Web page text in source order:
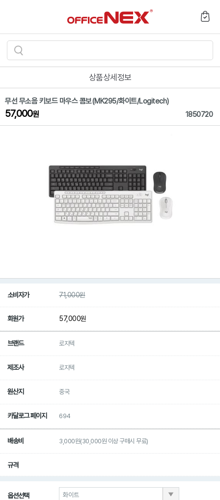
검
색
기
상품상세정보
무선 무소음 키보드 마우스 콤보(MK295/화이트/Logitech)
57,000원 1850720
소비자가 71,000원
회원가 57,000원
브랜드 로지텍
제조사 로지텍
원산지 중국
카달로그 페이지 694
배송비 3,000원(30,000원 이상 구매시 무료)
규격
옵션선택